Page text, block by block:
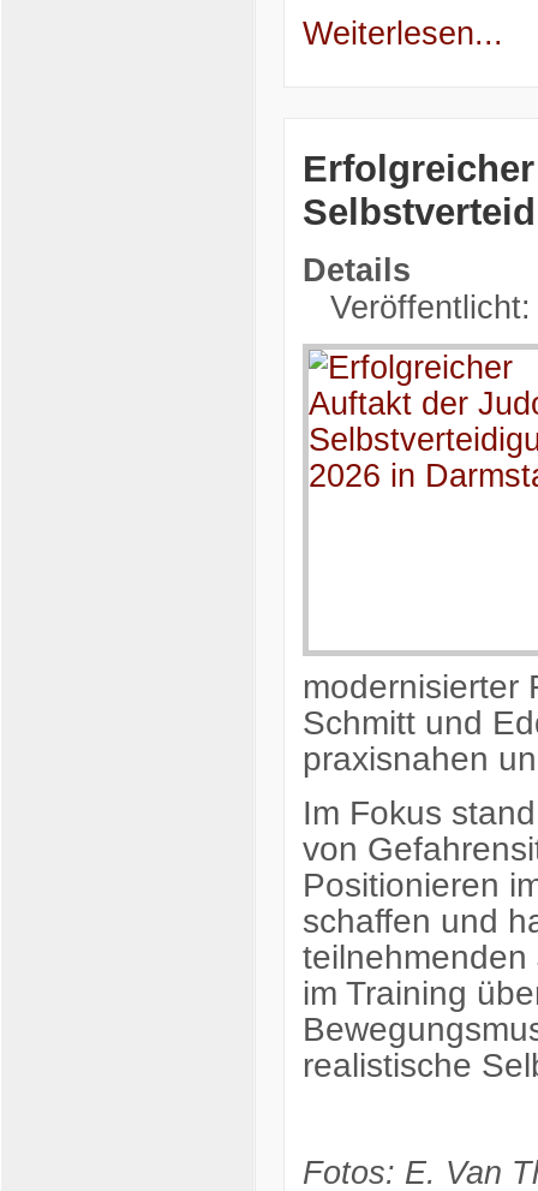
Weiterlesen...
Details
modernisierter
Schmitt und
praxisnahen
Im Fokus
von
Positionieren
schaffen und
im Training
realistische
Fotos: E. Van